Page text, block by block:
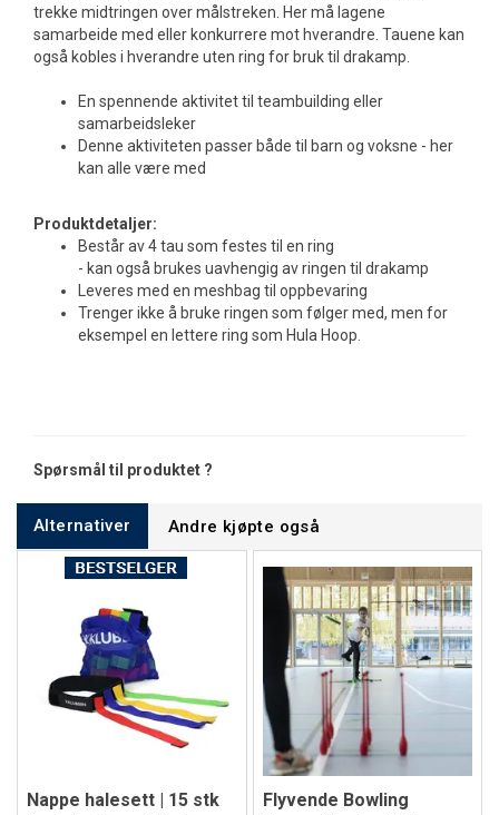
trekke midtringen over målstreken. Her må lagene
samarbeide med eller konkurrere mot hverandre. Tauene kan
også kobles i hverandre uten ring for bruk til drakamp.
En spennende aktivitet til teambuilding eller
samarbeidsleker
Denne aktiviteten passer både til barn og voksne - her
kan alle være med
Produktdetaljer:
Består av 4 tau som festes til en ring
- kan også brukes uavhengig av ringen til drakamp
Leveres med en meshbag til oppbevaring
Trenger ikke å bruke ringen som følger med, men for
eksempel en lettere ring som Hula Hoop.
Spørsmål til produktet ?
Alternativer Andre kjøpte også
Nappe halesett | 15 stk Flyvende Bowling